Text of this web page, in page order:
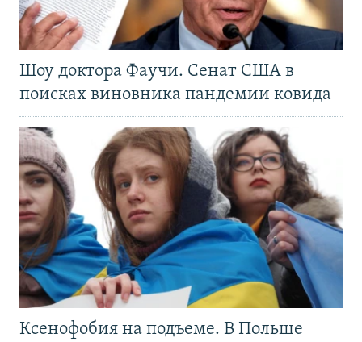
Шоу доктора Фаучи. Сенат США в
поисках виновника пандемии ковида
Ксенофобия на подъеме. В Польше